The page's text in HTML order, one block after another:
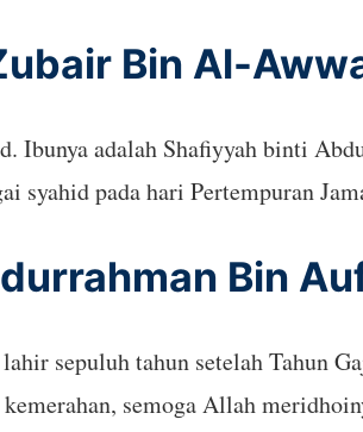
Bin Al-
adalah Shafiyyah binti
syahid pada hari Pertempuran
Bin
sepuluh tahun setelah Tahun
semoga Allah